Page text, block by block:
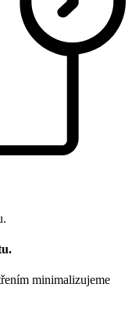
minimalizujeme